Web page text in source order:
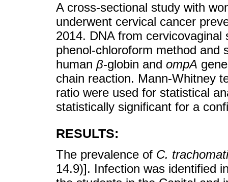
A cross-sectional study with
underwent cervical cancer
2014. DNA from
phenol-chloroform method and
human β-globin and ompA
chain reaction. Mann-Whitney
ratio were used for statistical
statistically significant for a
RESULTS:
The prevalence of C.
14.9)]. Infection was identified